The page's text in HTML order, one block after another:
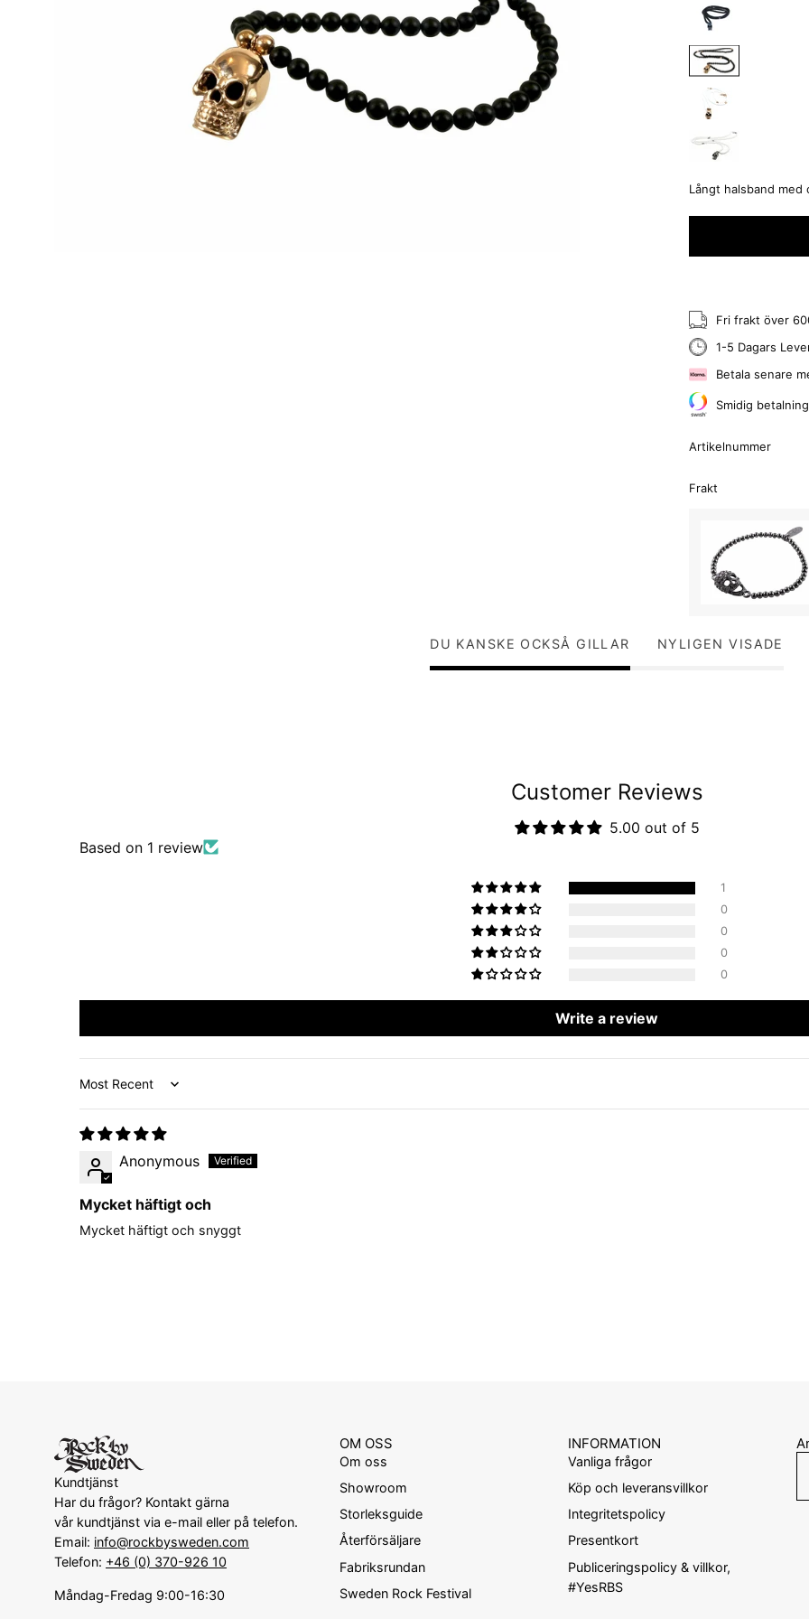
Långt halsband med
Fri frakt över
1-5 Dagars
Betala senare
Smidig
Artikelnummer
Frakt
DU KANSKE OCKSÅ GILLAR NYLIGEN VISADE
Customer Reviews
5.00 out of 5
Based on 1 review
1
0
0
0
0
Write a review
Sort by
Anonymous
Mycket häftigt och
Mycket häftigt och snyggt
Kundtjänst
Har du frågor? Kontakt gärna
vår kundtjänst via e-mail eller på telefon.
Email: info@rockbysweden.com
Telefon: +46 (0) 370-926 10
Måndag-Fredag 9:00-16:30
OM OSS
Om oss
Showroom
Storleksguide
Återförsäljare
Fabriksrundan
Sweden Rock Festival
INFORMATION
Vanliga frågor
Köp och leveransvillkor
Integritetspolicy
Presentkort
Publiceringspolicy & villkor,
#YesRBS